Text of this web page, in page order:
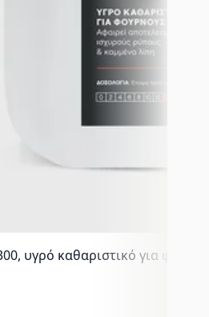
υγρό καθαριστικό για